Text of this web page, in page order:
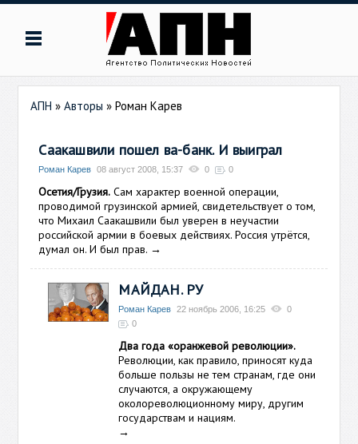
АПН »Авторы »Роман Карев
Саакашвили пошел ва-банк. И выиграл
Роман Карев 08 август 2008, 15:37 0 0
Осетия/Грузия. Сам характер военной операции,
проводимой грузинской армией, свидетельствует о том,
что Михаил Саакашвили был уверен в неучастии
российской армии в боевых действиях. Россия утрётся,
думал он. И был прав. →
МАЙДАН. РУ
Роман Карев 22 ноябрь 2006, 16:25
0
0
Два года «оранжевой революции».
Революции, как правило, приносят куда
больше пользы не тем странам, где они
случаются, а окружающему
околореволюционному миру, другим
государствам и нациям.
→